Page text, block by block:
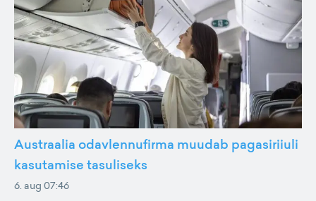
Austraalia odavlennufirma muudab pagasiriiuli
kasutamise tasuliseks
6. aug 07:46